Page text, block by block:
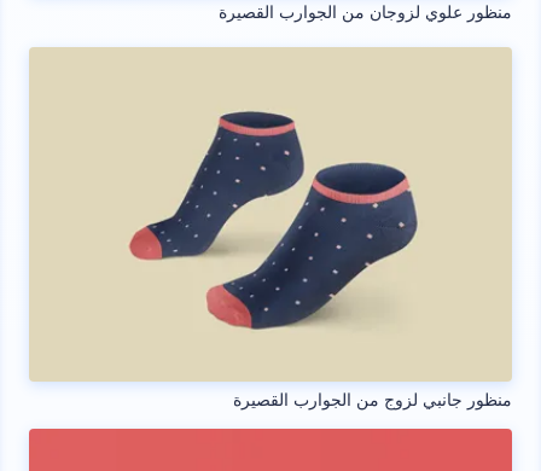
منظور علوي لزوجان من الجوارب القصيرة
منظور جانبي لزوج من الجوارب القصيرة